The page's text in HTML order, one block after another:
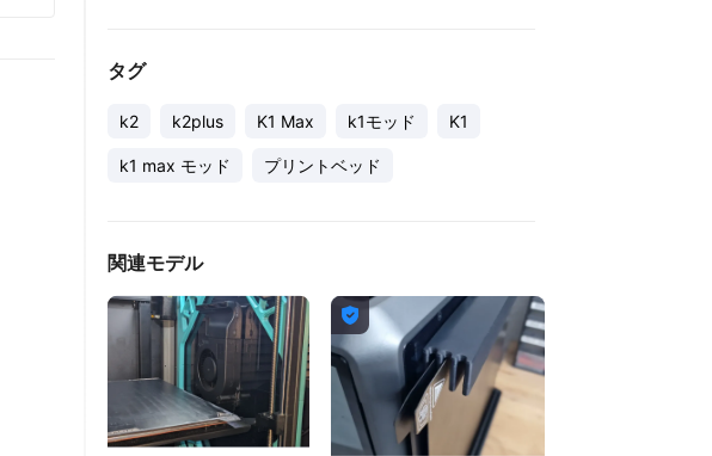
タグ
k2 k2plus K1 Max k1モッド K1
k1 max モッド プリントベッド
関連モデル
